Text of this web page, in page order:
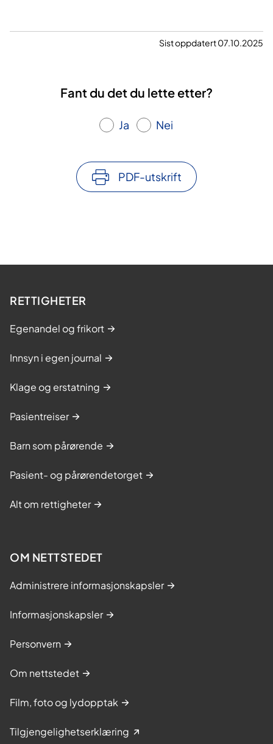
Sist oppdatert 07.10.2025
Fant du det du lette etter?
Ja Nei
PDF-utskrift
RETTIGHETER
Egenandel og frikort
Innsyn i egen journal
Klage og erstatning
Pasientreiser
Barn som pårørende
Pasient- og pårørendetorget
Alt om rettigheter
OM NETTSTEDET
Administrere informasjonskapsler
Informasjonskapsler
Personvern
Om nettstedet
Film, foto og lydopptak
Tilgjengelighetserklæring